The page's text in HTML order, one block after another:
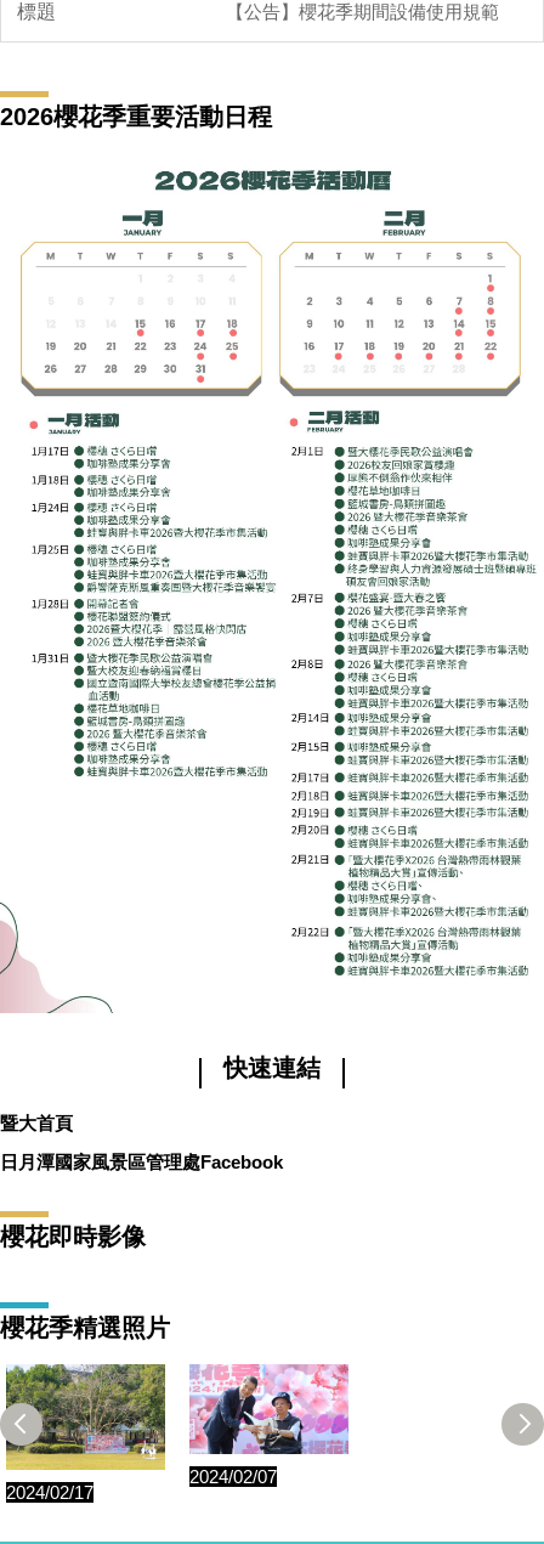
【公告】櫻花季期間設備使用規範
2026櫻花季重要活動日程
快速連結
暨大首頁
日月潭國家風景區管理處Facebook
櫻花即時影像
櫻花季精選照片
2024/02/17
2024/02/07